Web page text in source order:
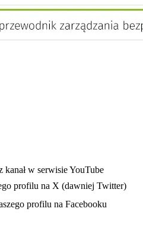
karcie
nowej karcie
kanał w serwisie YouTube
profilu na X (dawniej Twitter)
w nowej karcieprofilu na Facebooku